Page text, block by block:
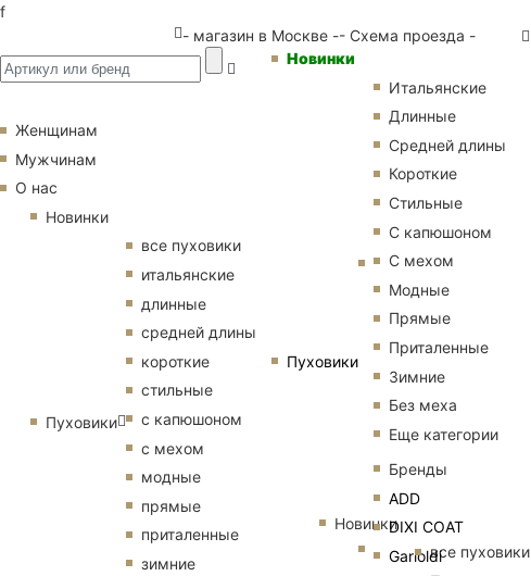
f
- магазин в Москве -- Схема проезда -
Новинки
Пуховики
Итальянские
Длинные
Средней длины
Короткие
Стильные
С капюшоном
С мехом
Модные
Прямые
Приталенные
Зимние
Без меха
Еще категории
Бренды
ADD
DIXI COAT
Garioldi
Женщинам
Мужчинам
О нас
Новинки
Пуховики
все пуховики
итальянские
длинные
средней длины
короткие
стильные
с капюшоном
с мехом
модные
прямые
приталенные
зимние
Новинки
все пуховики